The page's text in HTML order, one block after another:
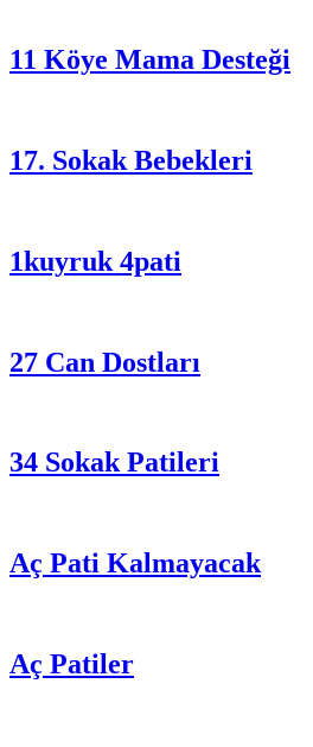
11 Köye Mama Desteği
17. Sokak Bebekleri
1kuyruk 4pati
27 Can Dostları
34 Sokak Patileri
Aç Pati Kalmayacak
Aç Patiler